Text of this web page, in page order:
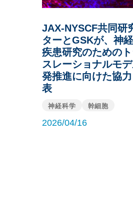
JAX-NYSCF共同研
ターとGSKが、神
疾患研究のための
スレーショナルモ
発推進に向けた協
表
神経科学 幹細胞
2026/04/16